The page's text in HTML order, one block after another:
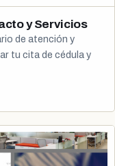
y Servicios
de atención y
tu cita de cédula y